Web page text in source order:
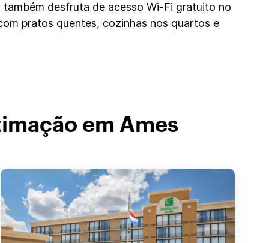
também desfruta de acesso Wi-Fi gratuito no
pratos quentes, cozinhas nos quartos e
em Ames